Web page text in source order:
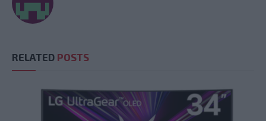
RELATED POSTS